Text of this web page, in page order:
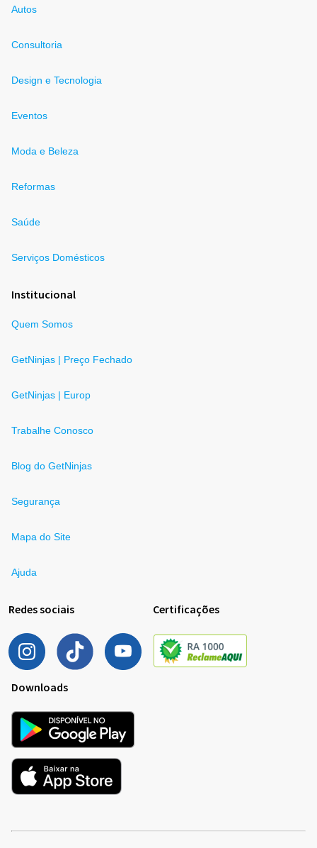
Autos
Consultoria
Design e Tecnologia
Eventos
Moda e Beleza
Reformas
Saúde
Serviços Domésticos
Institucional
Quem Somos
GetNinjas | Preço Fechado
GetNinjas | Europ
Trabalhe Conosco
Blog do GetNinjas
Segurança
Mapa do Site
Ajuda
Redes sociais Certificações
Downloads